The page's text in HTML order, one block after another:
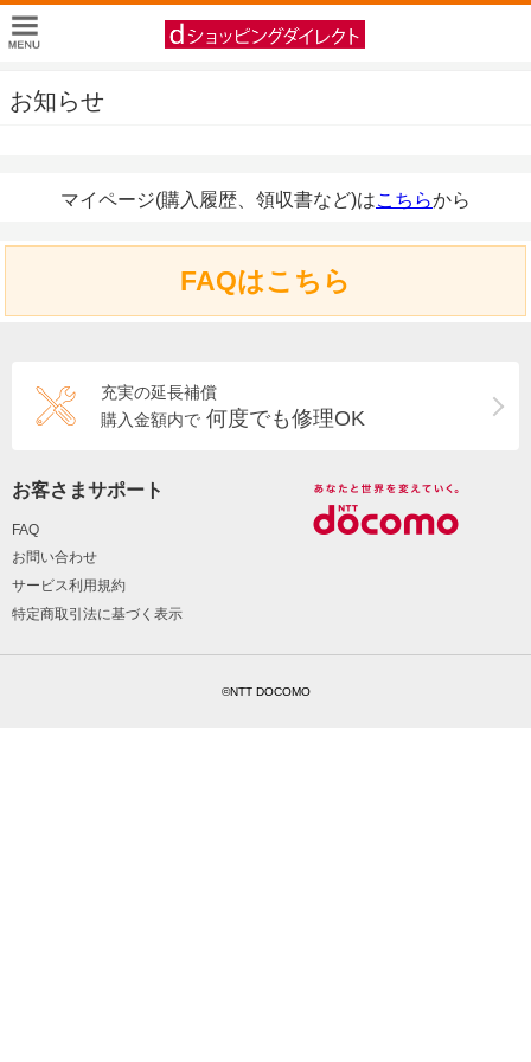
お知らせ
マイページ(購入履歴、領収書など)はこちらから
FAQはこちら
充実の延長補償
購入金額内で 何度でも修理OK
お客さまサポート
FAQ
お問い合わせ
サービス利用規約
特定商取引法に基づく表示
©NTT DOCOMO